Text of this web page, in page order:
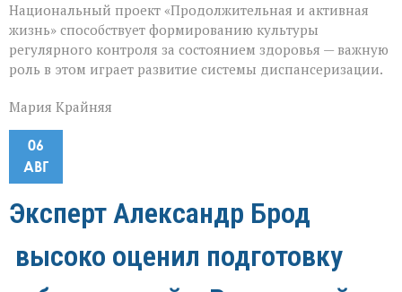
Национальный проект «Продолжительная и активная
жизнь» способствует формированию культуры
регулярного контроля за состоянием здоровья — важную
роль в этом играет развитие системы диспансеризации.
Мария Крайняя
06
АВГ
Эксперт Александр Брод
высоко оценил подготовку